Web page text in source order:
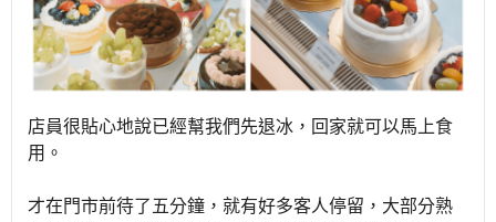
店員很貼心地說已經幫我們先退冰，回家就可以馬上食
用。
才在門市前待了五分鐘，就有好多客人停留，大部分熟